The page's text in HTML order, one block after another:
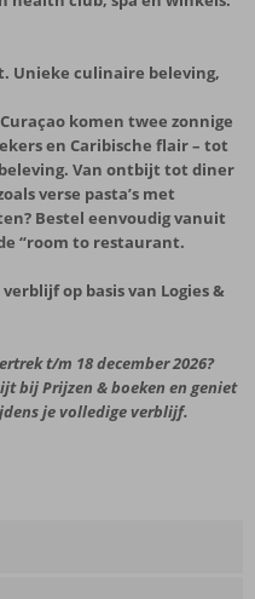
Unieke culinaire beleving,
komen twee zonnige
en Caribische flair – tot
Van ontbijt tot diner
verse pasta’s met
Bestel eenvoudig vanuit
“room to restaurant.
op basis van Logies &
t/m 18 december 2026?
bijPrijzen & boeken en geniet
je volledige verblijf.